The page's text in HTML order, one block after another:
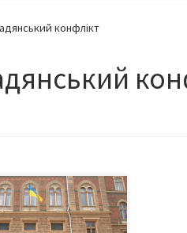
конфлікт
українську
сфері – це
Росії, –